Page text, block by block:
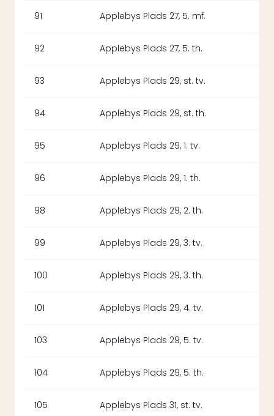
91 Applebys Plads 27, 5. mf.
92 Applebys Plads 27, 5. th.
93 Applebys Plads 29, st. tv.
94 Applebys Plads 29, st. th.
95 Applebys Plads 29, 1. tv.
96 Applebys Plads 29, 1. th.
98 Applebys Plads 29, 2. th.
99 Applebys Plads 29, 3. tv.
100 Applebys Plads 29, 3. th.
101 Applebys Plads 29, 4. tv.
103 Applebys Plads 29, 5. tv.
104 Applebys Plads 29, 5. th.
105 Applebys Plads 31, st. tv.